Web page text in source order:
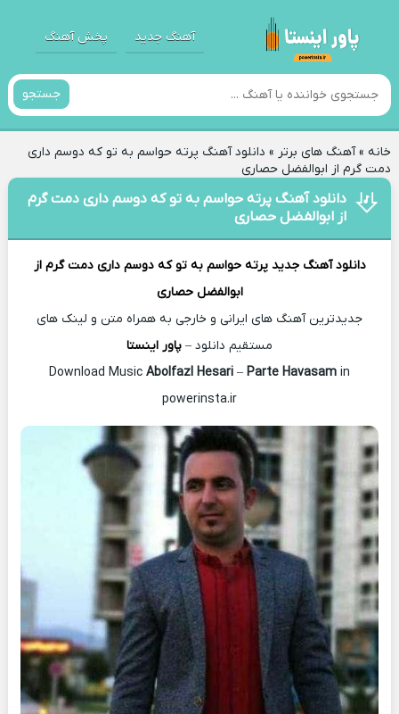
آهنگ جدید پخش آهنگ
جستجو
خانه»آهنگ های برتر » دانلود آهنگ پرته حواسم به تو که دوسم داری
دمت گرم از ابوالفضل حصاری
دانلود آهنگ پرته حواسم به تو که دوسم داری دمت گرم
از ابوالفضل حصاری
دانلود آهنگ جدید پرته حواسم به تو که دوسم داری دمت گرم از
ابوالفضل حصاری
جدیدترین آهنگ های ایرانی و خارجی به همراه متن و لینک های
مستقیم دانلود – پاور اینستا
Abolfazl Hesari– Parte Havasam in
powerinsta.ir